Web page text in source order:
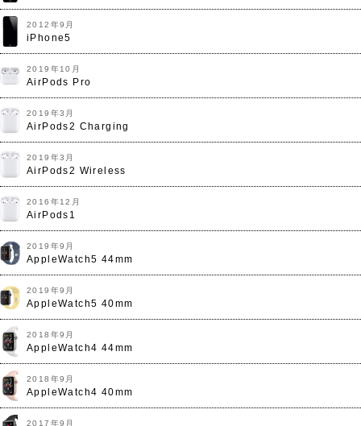
2012年9月
iPhone5
2019年10月
AirPods Pro
2019年3月
AirPods2 Charging
2019年3月
AirPods2 Wireless
2016年12月
AirPods1
2019年9月
AppleWatch5 44mm
2019年9月
AppleWatch5 40mm
2018年9月
AppleWatch4 44mm
2018年9月
AppleWatch4 40mm
2017年9月